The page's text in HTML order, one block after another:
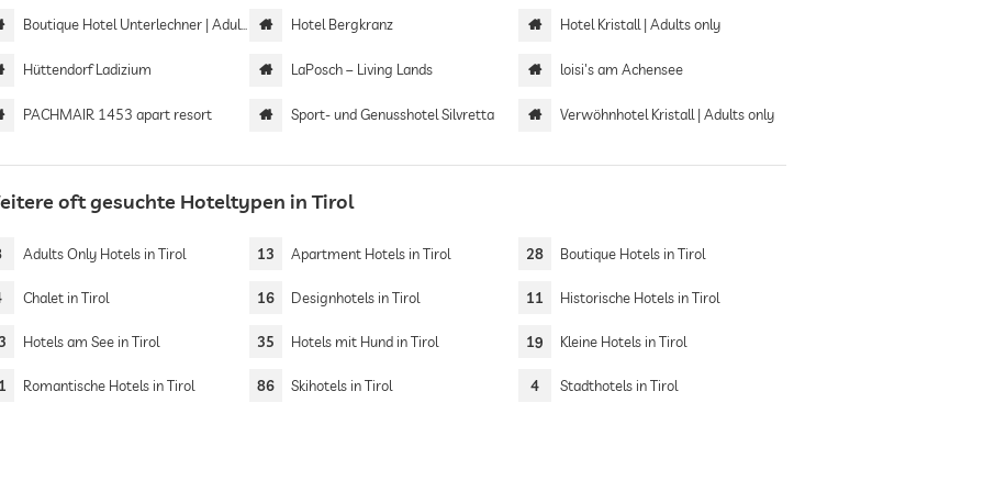
Boutique Hotel Unterlechner | Adults only Hotel Bergkranz Hotel Kristall | Adults only
Hüttendorf Ladizium LaPosch – Living Lands loisi's am Achensee
PACHMAIR 1453 apart resort Sport- und Genusshotel Silvretta Verwöhnhotel Kristall | Adults only
oft gesuchte Hoteltypen in Tirol
Adults Only Hotels in Tirol 13 Apartment Hotels in Tirol 28 Boutique Hotels in Tirol
Chalet in Tirol 16 Designhotels in Tirol 11 Historische Hotels in Tirol
Hotels am See in Tirol 35 Hotels mit Hund in Tirol 19 Kleine Hotels in Tirol
Romantische Hotels in Tirol 86 Skihotels in Tirol 4 Stadthotels in Tirol